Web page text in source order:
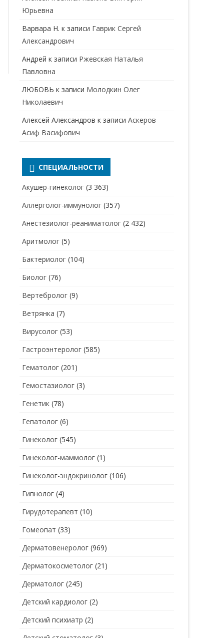
НЕВРОПАТОЛОГ
НЕФРОЛОГ
ОТОЛАРИНГОЛОГ
ОФТАЛЬМОЛОГ
ПРОКТОЛОГ
РЕВМАТОЛОГ
РЕНТГЕНОЛОГ
СТОМАТОЛОГ
СТОМАТОЛОГ-ОРТОДОНТ
ЭНДОКРИНОЛОГ
Юрьевна
Варвара Н. к записи Гаврик Сергей
Александрович
Андрей к записи Ржевская Наталья
Павловна
ЛЮБОВЬ к записи Молодкин Олег
Николаевич
Алексей Александров к записиАскеров
Асиф Васифович
СПЕЦИАЛЬНОСТИ
Акушер-гинеколог (3 363)
Аллерголог-иммунолог (357)
Анестезиолог-реаниматолог (2 432)
Аритмолог (5)
Бактериолог (104)
Биолог (76)
Вертебролог (9)
Ветрянка (7)
Вирусолог (53)
Гастроэнтеролог (585)
Гематолог (201)
Гемостазиолог (3)
Генетик (78)
Гепатолог (6)
Гинеколог (545)
Гинеколог-маммолог (1)
Гинеколог-эндокринолог (106)
Гипнолог (4)
Гирудотерапевт (10)
Гомеопат (33)
Дерматовенеролог (969)
Дерматокосметолог (21)
Дерматолог (245)
Детский кардиолог (2)
Детский психиатр (2)